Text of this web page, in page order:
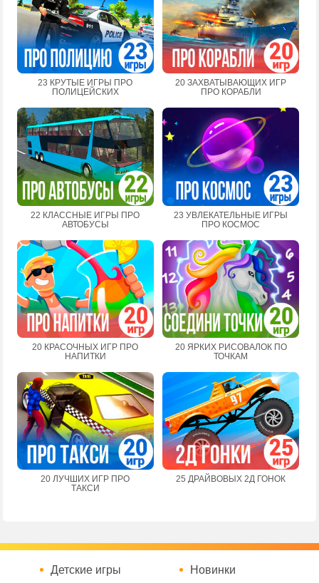
23 КРУТЫЕ ИГРЫ ПРО
ПОЛИЦЕЙСКИХ
20 ЗАХВАТЫВАЮЩИХ ИГР
ПРО КОРАБЛИ
22 КЛАССНЫЕ ИГРЫ ПРО
АВТОБУСЫ
23 УВЛЕКАТЕЛЬНЫЕ ИГРЫ
ПРО КОСМОС
20 КРАСОЧНЫХ ИГР ПРО
НАПИТКИ
20 ЯРКИХ РИСОВАЛОК ПО
ТОЧКАМ
20 ЛУЧШИХ ИГР ПРО
ТАКСИ
25 ДРАЙВОВЫХ 2Д ГОНОК
Детские игры Новинки